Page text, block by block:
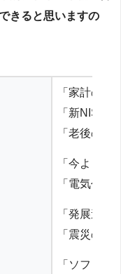
きると思いますの
「家計の見
「新NISA
「老後の
「今より
「電気代を
「発展途
「震災の
「ソフト